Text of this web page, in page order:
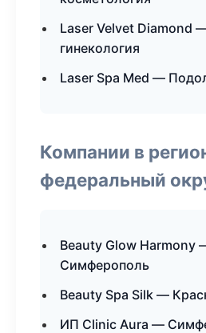
Laser Velvet Diamond
гинекология
Laser Spa Med —
Компании в
федеральный
Beauty Glow Harmony
Симферополь
Beauty Spa Silk —
ИП Clinic Aura —